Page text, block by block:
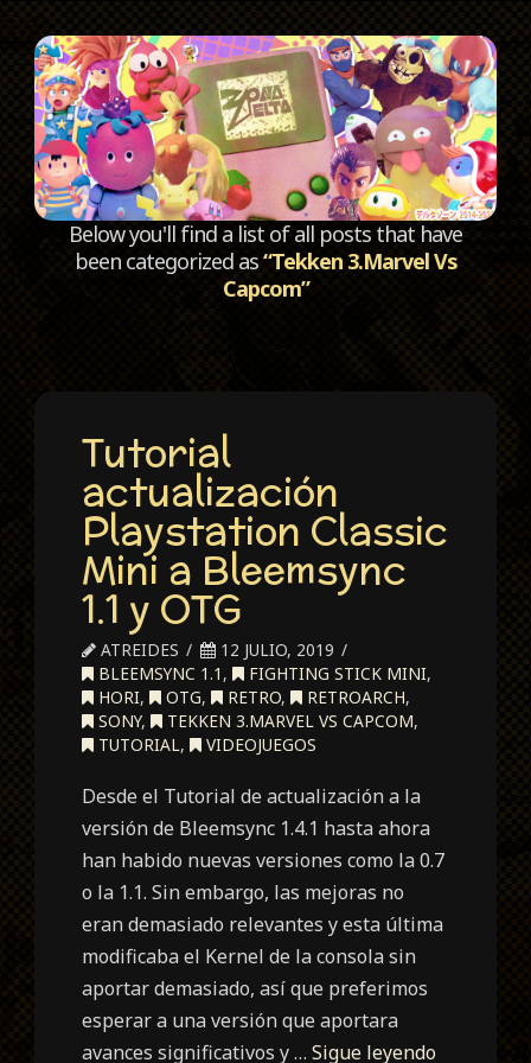
Below you'll find a list of all posts that have
been categorized as“Tekken 3.Marvel Vs
Capcom”
Tutorial
actualización
Playstation Classic
Mini a Bleemsync
1.1 y OTG
ATREIDES
12 JULIO, 2019
BLEEMSYNC 1.1 , FIGHTING STICK MINI,
HORI, OTG, RETRO, RETROARCH,
SONY, TEKKEN 3.MARVEL VS CAPCOM,
TUTORIAL, VIDEOJUEGOS
Desde el Tutorial de actualización a la
versión de Bleemsync 1.4.1 hasta ahora
han habido nuevas versiones como la 0.7
o la 1.1. Sin embargo, las mejoras no
eran demasiado relevantes y esta última
modificaba el Kernel de la consola sin
aportar demasiado, así que preferimos
esperar a una versión que aportara
avances significativos y …Sigue leyendo